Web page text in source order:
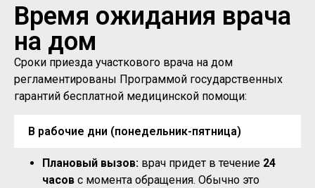
Время ожидания врача
на дом
Сроки приезда участкового врача на дом
регламентированы Программой государственных
гарантий бесплатной медицинской помощи:
В рабочие дни (понедельник-пятница)
Плановый вызов: врач придет в течение 24
часов с момента обращения. Обычно это